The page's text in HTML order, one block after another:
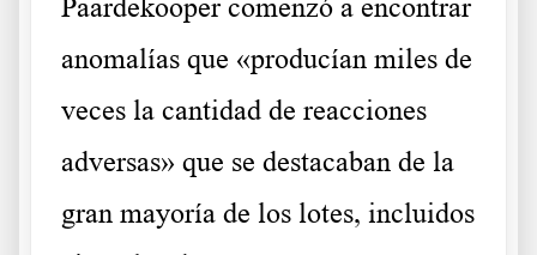
Paardekooper comenzó a encontrar
anomalías que «producían miles de
veces la cantidad de reacciones
adversas» que se destacaban de la
gran mayoría de los lotes, incluidos